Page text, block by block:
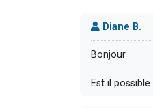
Diane B.
Bonjour
Est il